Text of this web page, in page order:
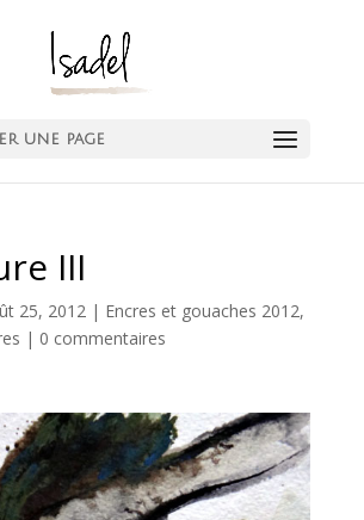
une page
III
25, 2012| Encres et gouaches 2012,
| 0 commentaires